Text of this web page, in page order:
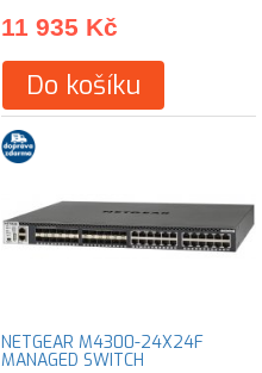
11 935 Kč
Do košíku
NETGEAR M4300-24X24F
MANAGED SWITCH